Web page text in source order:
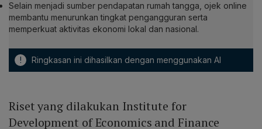
Selain menjadi sumber pendapatan rumah tangga, ojek online
membantu menurunkan tingkat pengangguran serta
memperkuat aktivitas ekonomi lokal dan nasional.
! Ringkasan ini dihasilkan dengan menggunakan AI
Riset yang dilakukan Institute for
Development of Economics and Finance